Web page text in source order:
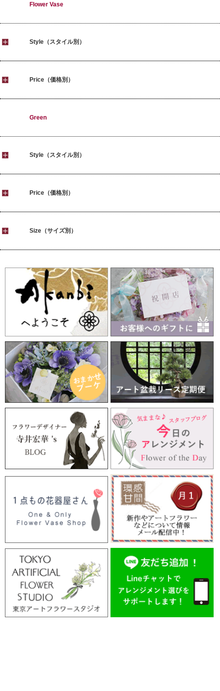
Flower Vase
Style（スタイル別）
Price（価格別）
Green
Style（スタイル別）
Price（価格別）
Size（サイズ別）